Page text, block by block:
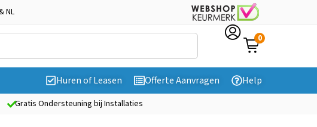
NL
0
Huren of Leasen Offerte Aanvragen Help
Gratis Ondersteuning bij Installaties